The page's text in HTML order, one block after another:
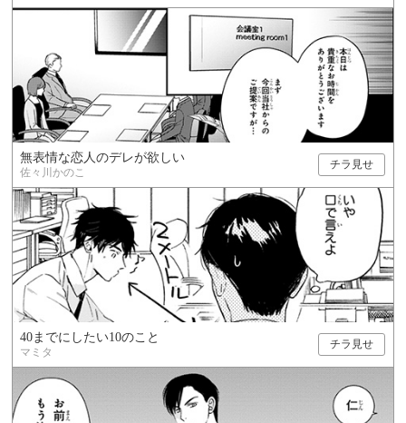
無表情な恋人のデレが欲しい
佐々川かのこ
チラ見せ
40までにしたい10のこと
マミタ
チラ見せ